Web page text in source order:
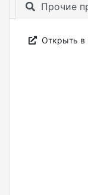
Прочие
Открыть в